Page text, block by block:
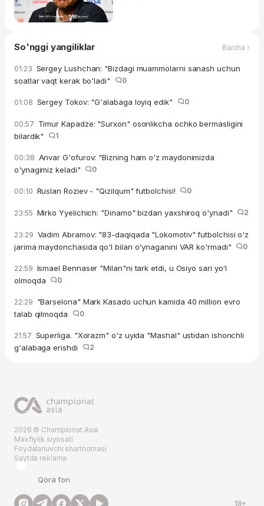
So'nggi yangiliklar Barcha ›
01:23 Sergey Lushchan: "Bizdagi muammolarni sanash uchun
soatlar vaqt kerak bo'ladi"
0
01:08 Sergey Tokov: "G'alabaga loyiq edik" 0
00:57 Timur Kapadze: "Surxon" osonlikcha ochko bermasligini
bilardik"
1
00:38 Anvar G'ofurov: "Bizning ham o'z maydonimizda
o'ynagimiz keladi"
0
00:10 Ruslan Roziev - "Qizilqum" futbolchisi! 0
23:55 Mirko Yyelichich: "Dinamo" bizdan yaxshiroq o'ynadi" 2
23:29 Vadim Abramov: "83-daqiqada "Lokomotiv" futbolchisi o'z
jarima maydonchasida qo'l bilan o'ynaganini VAR ko'rmadi"
0
22:59 Ismael Bennaser "Milan"ni tark etdi, u Osiyo sari yo'l
olmoqda
0
22:29 "Barselona" Mark Kasado uchun kamida 40 million evro
talab qilmoqda
0
21:57 Superliga. "Xorazm" o'z uyida "Mashal" ustidan ishonchli
g'alabaga erishdi
2
2026 © Championat.Asia
Maxfiylik siyosati
Foydalanuvchi shartnomasi
Saytda reklama
Qora fon
18+